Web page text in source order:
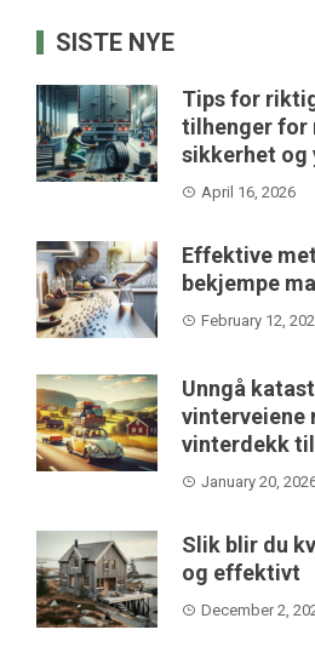
SISTE NYE
Tips for
tilhenger for
sikkerhet og
April 16, 2026
Effektive
bekjempe
February 12,
Unngå
vinterveiene
vinterdekk
January 20,
Slik blir du
og effektivt
December 2,